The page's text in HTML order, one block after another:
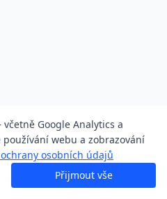
Google Analytics a
webu a zobrazování
osobních údajů
Přijmout vše